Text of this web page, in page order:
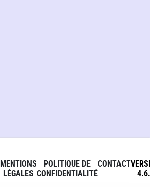
MENTIONS
LÉGALES
POLITIQUE DE
CONFIDENTIALITÉ
CONTACT